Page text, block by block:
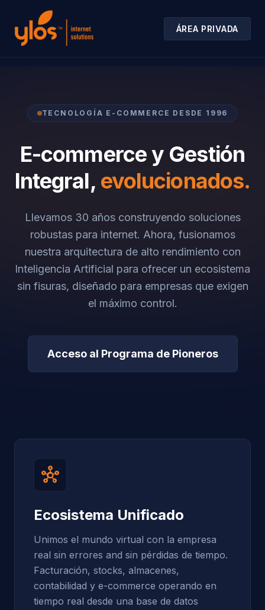
ÁREA PRIVADA
TECNOLOGÍA E-COMMERCE DESDE 1996
E-commerce y Gestión
Integral, evolucionados.
Llevamos 30 años construyendo soluciones
robustas para internet. Ahora, fusionamos
nuestra arquitectura de alto rendimiento con
Inteligencia Artificial para ofrecer un ecosistema
sin fisuras, diseñado para empresas que exigen
el máximo control.
Acceso al Programa de Pioneros
hub
Ecosistema Unificado
Unimos el mundo virtual con la empresa
real sin errores and sin pérdidas de tiempo.
Facturación, stocks, almacenes,
contabilidad y e-commerce operando en
tiempo real desde una base de datos